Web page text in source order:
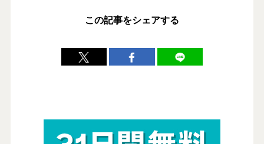
この記事をシェアする